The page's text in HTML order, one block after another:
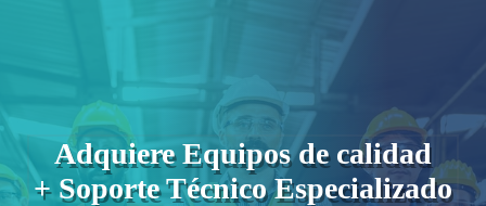
Adquiere Equipos de calidad
+ Soporte Técnico Especializado